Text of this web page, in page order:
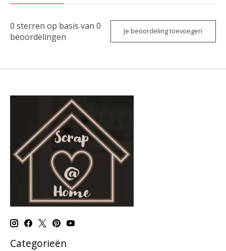
0 sterren op basis van 0
beoordelingen
Je beoordeling toevoegen
Categorieën